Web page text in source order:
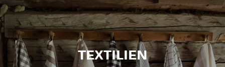
TEXTILIEN